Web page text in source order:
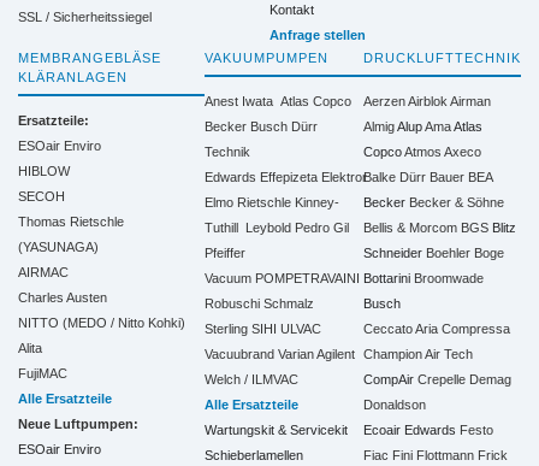
SSL / Sicherheitssiegel
Kontakt
Anfrage stellen
MEMBRANGEBLÄSE
KLÄRANLAGEN
Ersatzteile:
ESOair Enviro
HIBLOW
SECOH
Thomas Rietschle
(YASUNAGA)
AIRMAC
Charles Austen
NITTO (MEDO / Nitto Kohki)
Alita
FujiMAC
Alle Ersatzteile
Neue Luftpumpen:
ESOair Enviro
VAKUUMPUMPEN
Anest Iwata Atlas Copco
Becker Busch Dürr
Technik
Edwards Effepizeta Elektror
Elmo Rietschle Kinney-
Tuthill Leybold Pedro Gil
Pfeiffer
Vacuum POMPETRAVAINI
Robuschi Schmalz
Sterling SIHI ULVAC
Vacuubrand Varian Agilent
Welch / ILMVAC
Alle Ersatzteile
Wartungskit & Servicekit
Schieberlamellen
DRUCKLUFTTECHNIK
AerzenAirblok Airman
Almig Alup Ama Atlas
Copco Atmos Axeco
Balke Dürr Bauer BEA
Becker Becker & Söhne
Bellis & Morcom BGS Blitz
Schneider Boehler Boge
Bottarini Broomwade
Busch
Ceccato Aria Compressa
Champion Air Tech
CompAir Crepelle Demag
Donaldson
Ecoair Edwards Festo
Fiac Fini Flottmann Frick